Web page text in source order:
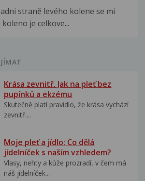
straně levého kolene se mi
je celkove...
Krása zevnitř. Jak na pleť bez
pupínků a ekzému
Skutečně platí pravidlo, že krása vychází
zevnitř....
Moje pleť a jídlo: Co dělá
jídelníček s naším vzhledem?
Vlasy, nehty a kůže prozradí, v čem má
náš jídelníček...